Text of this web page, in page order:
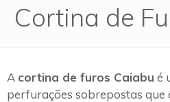
Cortina de
A cortina de furos Caiabu é
perfurações sobrepostas que